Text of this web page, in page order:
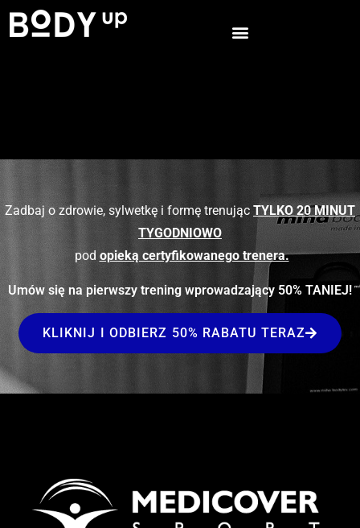
Zadbaj o zdrowie, sylwetkę i formę trenując TYLKO 20 MINUT
TYGODNIOWO
pod opieką certyfikowanego trenera.
Umów się na pierwszy trening wprowadzający 50% TANIEJ!
KLIKNIJ I ODBIERZ 50% RABATU TERAZ